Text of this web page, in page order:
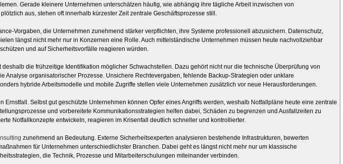
Gerade kleinere Unternehmen unterschätzen häufig, wie abhängig ihre tägliche Arbeit inzwischen von
aus, stehen oft innerhalb kürzester Zeit zentrale Geschäftsprozesse still.
Vorgaben, die Unternehmen zunehmend stärker verpflichten, ihre Systeme professionell abzusichern. Datenschutz,
längst nicht mehr nur in Konzernen eine Rolle. Auch mittelständische Unternehmen müssen heute nachvollziehbar
und auf Sicherheitsvorfälle reagieren würden.
die frühzeitige Identifikation möglicher Schwachstellen. Dazu gehört nicht nur die technische Überprüfung von
Analyse organisatorischer Prozesse. Unsichere Rechtevergaben, fehlende Backup-Strategien oder unklare
hybride Arbeitsmodelle und mobile Zugriffe stellen viele Unternehmen zusätzlich vor neue Herausforderungen.
Ernstfall. Selbst gut geschützte Unternehmen können Opfer eines Angriffs werden, weshalb Notfallpläne heute eine zentrale
und vorbereitete Kommunikationsstrategien helfen dabei, Schäden zu begrenzen und Ausfallzeiten zu
Notfallkonzepte entwickeln, reagieren im Krisenfall deutlich schneller und kontrollierter.
zunehmend an Bedeutung. Externe Sicherheitsexperten analysieren bestehende Infrastrukturen, bewerten
für Unternehmen unterschiedlichster Branchen. Dabei geht es längst nicht mehr nur um klassische
die Technik, Prozesse und Mitarbeiterschulungen miteinander verbinden.